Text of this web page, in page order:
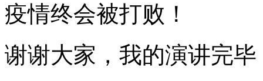
疫情终会被打败！
谢谢大家，我的演讲完毕